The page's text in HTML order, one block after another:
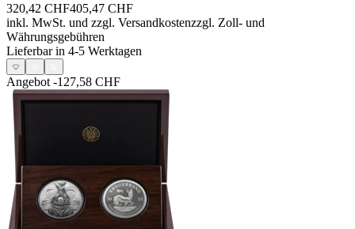
320,42 CHF405,47 CHF
inkl. MwSt. und zzgl. Versandkostenzzgl. Zoll- und
Währungsgebühren
Lieferbar in 4-5 Werktagen
Angebot -127,58 CHF